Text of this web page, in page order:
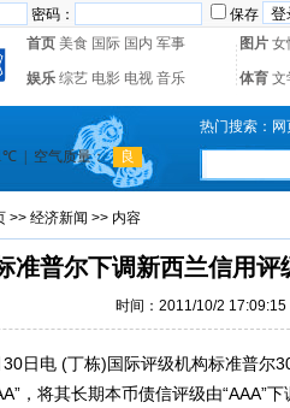
密码： 保存
首页 美食 国际 国内 军事 图片 女
娱乐 综艺 电影 电视 音乐 体育 文
热门搜索：
>> 经济新闻 >> 内容
准普尔下调新西兰信用
时间：2011/10/2 17:09:15
电 (丁栋)国际评级机构标准普尔
，将其长期本币债信评级由“AAA”下